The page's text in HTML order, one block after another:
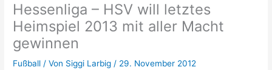
Hessenliga – HSV will letztes
Heimspiel 2013 mit aller Macht
gewinnen
Fußball / Von Siggi Larbig/ 29. November 2012